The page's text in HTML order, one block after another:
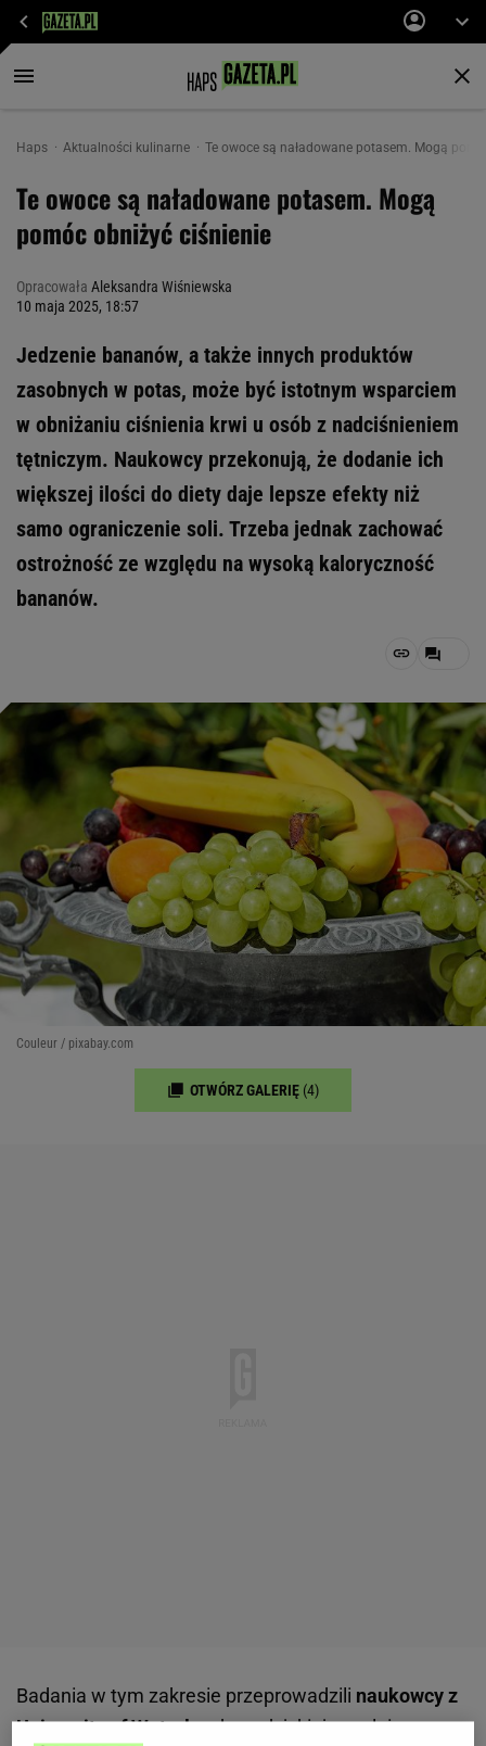
Haps Aktualności kulinarne Te owoce są naładowane potasem. Mogą
Te owoce są naładowane potasem. Mogą
pomóc obniżyć ciśnienie
Opracowała Aleksandra Wiśniewska
10 maja 2025, 18:57
Jedzenie bananów, a także innych produktów
zasobnych w potas, może być istotnym wsparciem
w obniżaniu ciśnienia krwi u osób z nadciśnieniem
tętniczym. Naukowcy przekonują, że dodanie ich
większej ilości do diety daje lepsze efekty niż
samo ograniczenie soli. Trzeba jednak zachować
ostrożność ze względu na wysoką kaloryczność
bananów.
Couleur / pixabay.com
OTWÓRZ GALERIĘ (4)
Badania w tym zakresie przeprowadzili naukowcy z
University of Waterloo, kanadyjskiej uczelni